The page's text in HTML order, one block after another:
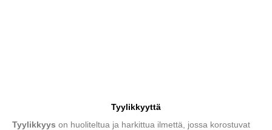
Tyylikkyyttä
Tyylikkyys on huoliteltua ja harkittua ilmettä, jossa korostuvat